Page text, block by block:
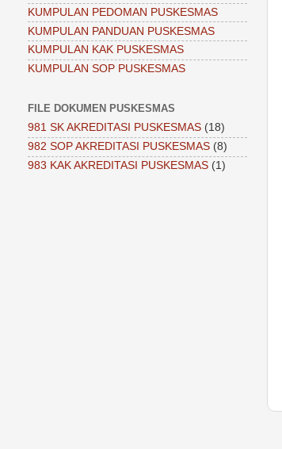
KUMPULAN PEDOMAN PUSKESMAS
KUMPULAN PANDUAN PUSKESMAS
KUMPULAN KAK PUSKESMAS
KUMPULAN SOP PUSKESMAS
FILE DOKUMEN PUSKESMAS
981 SK AKREDITASI PUSKESMAS (18)
982 SOP AKREDITASI PUSKESMAS (8)
983 KAK AKREDITASI PUSKESMAS (1)